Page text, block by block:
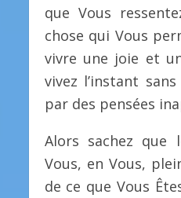
que Vous
chose qui Vous
vivre une joie et
vivez l’instant
par des pensées
Alors sachez que
Vous, en Vous,
de ce que Vous